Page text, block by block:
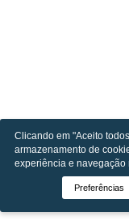
Clicando em "Aceito
armazenamento de
experiência e navegação
Preferências